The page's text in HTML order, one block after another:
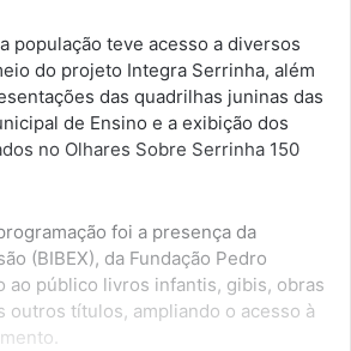
população teve acesso a diversos
do projeto Integra Serrinha, além
das quadrilhas juninas das
de Ensino e a exibição dos
no Olhares Sobre Serrinha 150
foi a presença da
(BIBEX), da Fundação Pedro
ao público livros infantis, gibis, obras
outros títulos, ampliando o acesso à